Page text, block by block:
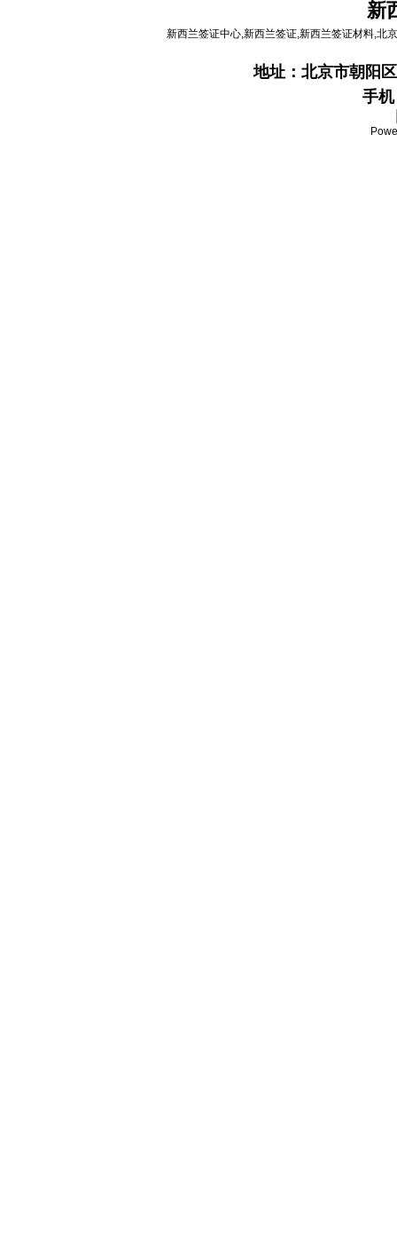
新
新西兰签证中心,新西兰签证,新西兰签证材料,北
地址： 北京市朝阳
手